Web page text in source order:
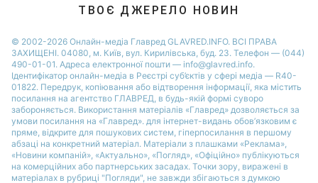
ТВОЄ ДЖЕРЕЛО НОВИН
© 2002-2026 Онлайн-медіа Главред GLAVRED.INFO. ВСІ ПРАВА
ЗАХИЩЕНІ. 04080, м. Київ, вул. Кирилівська, буд. 23. Телефон — (044)
490-01-01. Адреса електронної пошти — info@glavred.info.
Ідентифікатор онлайн-медіа в Реєстрі суб’єктів у сфері медіа — R40-
01822. Передрук, копіювання або відтворення інформації, яка містить
посилання на агентство ГЛАВРЕД, в будь-якій формi суворо
забороняється. Використання матеріалів «Главред» дозволяється за
умови посилання на «Главред». для інтернет-видань обов’язковим є
пряме, відкрите для пошукових систем, гіперпосилання в першому
абзаці на конкретний матеріал. Матеріали з плашками «Реклама»,
«Новини компаній», «Актуально», «Погляд», «Офіційно» публікуються
на комерційних або партнерських засадах. Точки зору, виражені в
матеріалах в рубриці "Погляди", не завжди збігаються з думкою